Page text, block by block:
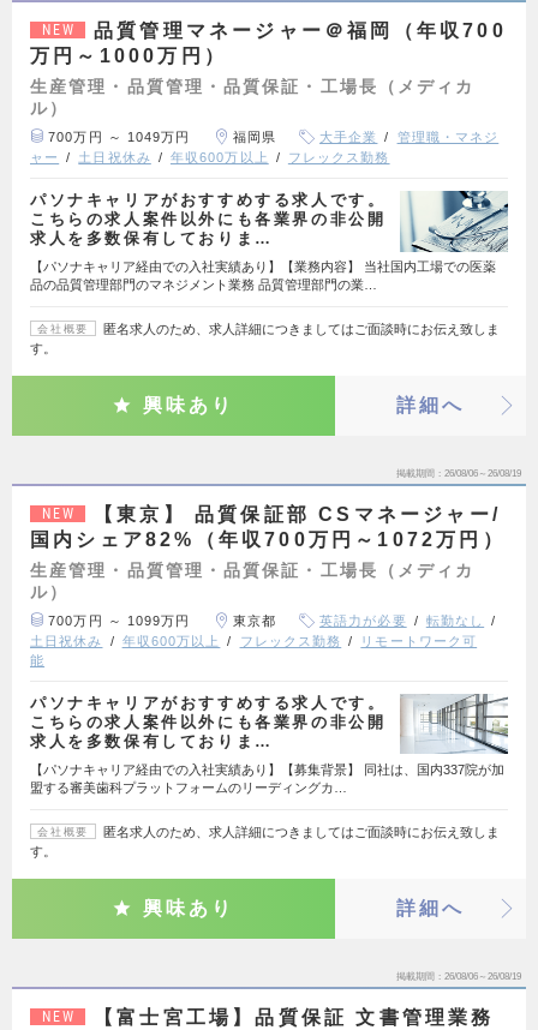
NEW
品質管理マネージャー＠福岡（年収700
万円～1000万円）
生産管理・品質管理・品質保証・工場長（メディカ
ル）
700万円 ～ 1049万円 福岡県 大手企業
管理職・マネジ
ャー
土日祝休み 年収600万以上 フレックス勤務
パソナキャリアがおすすめする求人です。
こちらの求人案件以外にも各業界の非公開
求人を多数保有しておりま…
【パソナキャリア経由での入社実績あり】【業務内容】 当社国内工場での医薬
品の品質管理部門のマネジメント業務 品質管理部門の業…
会社概要
匿名求人のため、求人詳細につきましてはご面談時にお伝え致しま
す。
興味あり 詳細へ
掲載期間 26/08/06～26/08/19
NEW
【東京】 品質保証部 CSマネージャー/
国内シェア82%（年収700万円～1072万円）
生産管理・品質管理・品質保証・工場長（メディカ
ル）
700万円 ～ 1099万円 東京都 英語力が必要
転勤なし
土日祝休み
年収600万以上 フレックス勤務
リモートワーク可
能
パソナキャリアがおすすめする求人です。
こちらの求人案件以外にも各業界の非公開
求人を多数保有しておりま…
【パソナキャリア経由での入社実績あり】【募集背景】 同社は、国内337院が加
盟する審美歯科プラットフォームのリーディングカ…
会社概要
匿名求人のため、求人詳細につきましてはご面談時にお伝え致しま
す。
興味あり 詳細へ
掲載期間 26/08/06～26/08/19
NEW
【富士宮工場】品質保証 文書管理業務